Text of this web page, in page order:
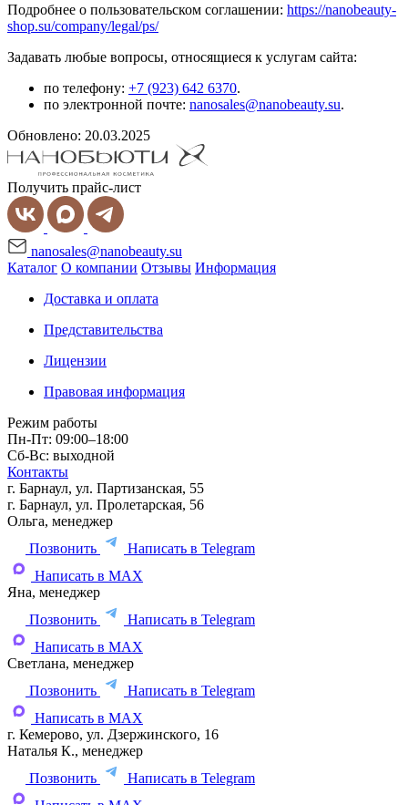
Подробнее о пользовательском соглашении: https://nanobeauty-
shop.su/company/legal/ps/
Задавать любые вопросы, относящиеся к услугам сайта:
по телефону: +7 (923) 642 6370.
по электронной почте: nanosales@nanobeauty.su.
Обновлено: 20.03.2025
Получить прайс-лист
nanosales@nanobeauty.su
Каталог О компании Отзывы Информация
Доставка и оплата
Представительства
Лицензии
Правовая информация
Режим работы
Пн-Пт: 09:00–18:00
Сб-Вс: выходной
Контакты
г. Барнаул, ул. Партизанская, 55
г. Барнаул, ул. Пролетарская, 56
Ольга, менеджер
Позвонить
Написать в Telegram
Написать в MAX
Яна, менеджер
Позвонить
Написать в Telegram
Написать в MAX
Светлана, менеджер
Позвонить
Написать в Telegram
Написать в MAX
г. Кемерово, ул. Дзержинского, 16
Наталья К., менеджер
Позвонить
Написать в Telegram